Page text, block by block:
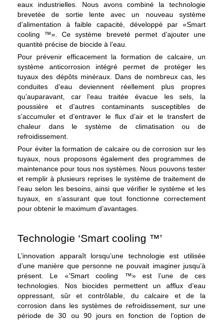
eaux industrielles. Nous avons combiné la technologie
brevetée de sortie lente avec un nouveau système
d’alimentation à faible capacité, développé par «Smart
cooling ™». Ce système breveté permet d’ajouter une
quantité précise de biocide à l’eau.
Pour prévenir efficacement la formation de calcaire, un
système anticorrosion intégré permet de protéger les
tuyaux des dépôts minéraux. Dans de nombreux cas, les
conduites d’eau deviennent réellement plus propres
qu’auparavant, car l’eau traitée évacue les sels, la
poussière et d’autres contaminants susceptibles de
s’accumuler et d’entraver le flux d’air et le transfert de
chaleur dans le système de climatisation ou de
refroidissement.
Pour éviter la formation de calcaire ou de corrosion sur les
tuyaux, nous proposons également des programmes de
maintenance pour tous nos systèmes. Nous pouvons tester
et remplir à plusieurs reprises le système de traitement de
l’eau selon les besoins, ainsi que vérifier le système et les
tuyaux, en s’assurant que tout fonctionne correctement
pour obtenir le maximum d’avantages.
Technologie ‘Smart cooling ™’
L’innovation apparaît lorsqu’une technologie est utilisée
d’une manière que personne ne pouvait imaginer jusqu’à
présent. Le «’Smart cooling ™» est l’une de ces
technologies. Nos biocides permettent un afflux d’eau
oppressant, sûr et contrôlable, du calcaire et de la
corrosion dans les systèmes de refroidissement, sur une
période de 30 ou 90 jours en fonction de l’option de